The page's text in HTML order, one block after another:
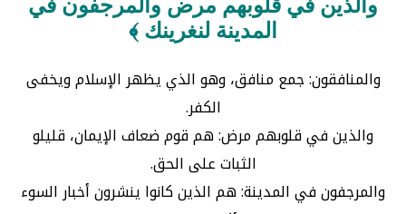
والذين في قلوبهم مرض والمرجفون في
المدينة لنغرينك ﴾
والمنافقون: جمع منافق، وهو الذي يظهر الإسلام ويخفى
الكفر.
والذين في قلوبهم مرض: هم قوم ضعاف الإيمان، قليلو
الثبات على الحق.
والمرجفون في المدينة: هم الذين كانوا ينشرون أخبار السوء